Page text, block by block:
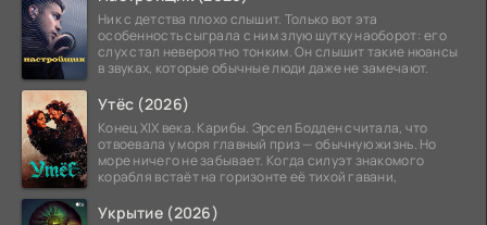
Ник с детства плохо слышит. Только вот эта
особенность сыграла с ним злую шутку наоборот: его
слух стал невероятно тонким. Он слышит такие нюансы
в звуках, которые обычные люди даже не замечают.
Утёс (2026)
Конец XIX века. Карибы. Эрсел Бодден считала, что
отвоевала у моря главный приз — обычную жизнь. Но
море ничего не забывает. Когда силуэт знакомого
корабля встаёт на горизонте её тихой гавани,
Укрытие (2026)